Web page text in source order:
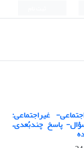
غیراجتماعی:
پاسخ چندبُعدی،